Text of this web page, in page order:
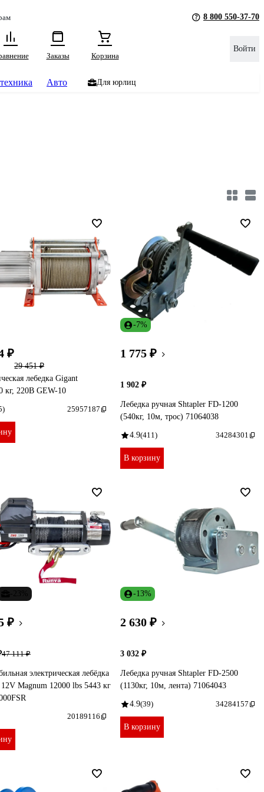
8 800 550-37-70
Заказы Корзина
Войти
Авто Для юрлиц
₽
29 451 ₽
лебедка Gigant
кг, 220B GEW-10
25957187
-7%
1 775 ₽
1 902 ₽
Лебедка ручная Shtapler FD-1200
(540кг, 10м, трос) 71064038
4.9(411) 34284301
В корзину
₽
47 111 ₽
электрическая лебёдка
Magnum 12000 lbs 5443 кг
20189116
-13%
2 630 ₽
3 032 ₽
Лебедка ручная Shtapler FD-2500
(1130кг, 10м, лента) 71064043
4.9(39) 34284157
В корзину